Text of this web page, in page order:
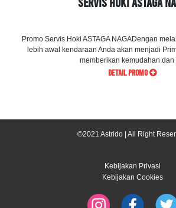
Promo Servis Hoki ASTAGA NAGADengan
lebih awal kendaraan Anda akan menjadi
memberikan kemudahan dan
DETAIL PROMO
©2021 Astrido | All Right
Kebijakan Privasi
Kebijakan Cookies